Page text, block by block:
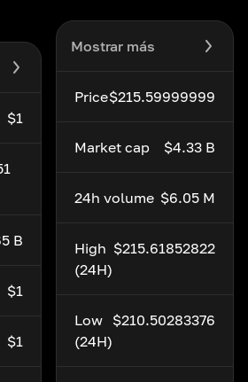
$1
B
$1
$1
Mostrar más
Price$215.59999999
Market cap $4.33 B
24h volume $6.05 M
High
(24H)
$215.61852822
Low
(24H)
$210.50283376